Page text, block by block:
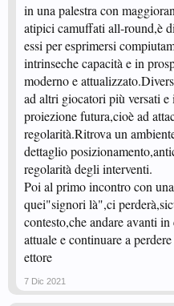
--- Messaggio Unito
nelle varie realtà che ho potuto
partire (tanto meno fatti partire)
qualche volta ho visto perfino
classici (chopper ecc) spinti fare gli
perplessità.
quindi state sereni che maturi
presi a esempio dai ragazzini, sono
per una base senza la quale i
importanti non avrebbero dove
in una palestra con
atipici camuffati all-round,è
essi per esprimersi
intrinseche capacità e in
moderno e
ad altri giocatori più versati
proiezione futura,cioè ad
regolarità.Ritrova un
dettaglio
regolarità degli interventi.
Poi al primo incontro con
quei"signori là",ci
contesto,che andare avanti
attuale e continuare a
ettore
7 Dic 2021